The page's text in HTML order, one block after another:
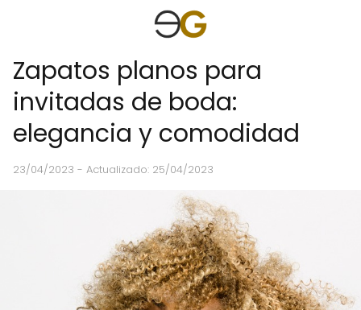
Zapatos planos para
invitadas de boda:
elegancia y comodidad
23/04/2023 - Actualizado: 25/04/2023